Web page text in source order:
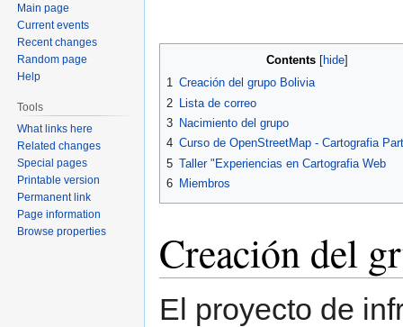
Contents
1 Creación del grupo Bolivia
2
Lista de correo
3 Nacimiento del grupo
4 Curso de OpenStreetMap - Cartografia
5 Taller "Experiencias en Cartografia Web
6 Miembros
Creación del
El proyecto de
Main page
Current events
Recent changes
Random page
Help
Tools
What links here
Related changes
Special pages
Printable version
Permanent link
Page information
Browse properties